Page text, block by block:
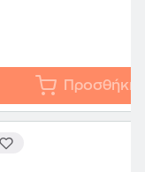
Προσθήκη